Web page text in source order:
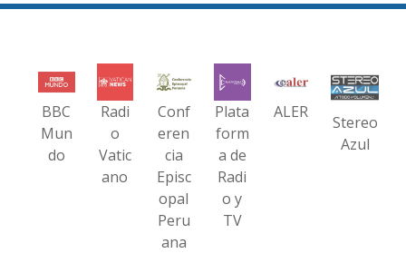
BBC
Mun
do
Radi
o
Vatic
ano
Conf
eren
cia
Episc
opal
Peru
ana
Plata
form
a de
Radi
o y
TV
ALER
Stereo
Azul